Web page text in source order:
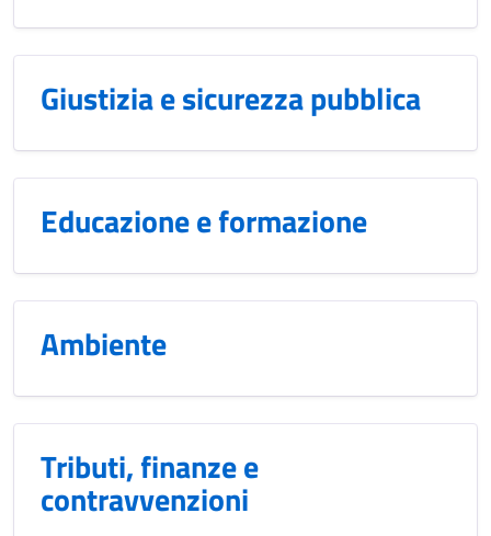
Giustizia e sicurezza pubblica
Educazione e formazione
Ambiente
Tributi, finanze e
contravvenzioni